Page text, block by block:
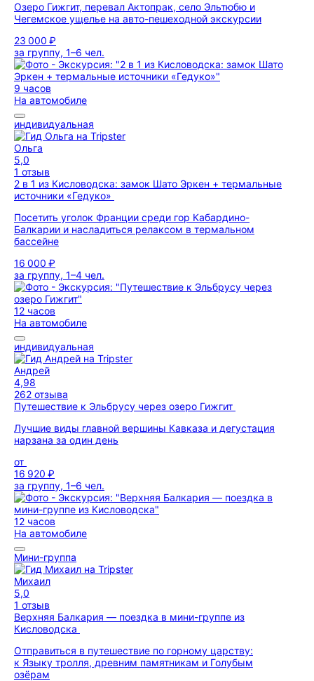
Озеро Гижгит, перевал Актопрак, село Эльтюбю и
Чегемское ущелье на авто-пешеходной экскурсии
23 000 ₽
за группу, 1–6 чел.
9 часов
На автомобиле
индивидуальная
Ольга
5,0
1 отзыв
2 в 1 из Кисловодска: замок Шато Эркен + термальные
источники «Гедуко»
Посетить уголок Франции среди гор Кабардино-
Балкарии и насладиться релаксом в термальном
бассейне
16 000 ₽
за группу, 1–4 чел.
12 часов
На автомобиле
индивидуальная
Андрей
4,98
262 отзыва
Путешествие к Эльбрусу через озеро Гижгит
Лучшие виды главной вершины Кавказа и дегустация
нарзана за один день
от
16 920 ₽
за группу, 1–6 чел.
12 часов
На автомобиле
Мини-группа
Михаил
5,0
1 отзыв
Верхняя Балкария — поездка в мини-группе из
Кисловодска
Отправиться в путешествие по горному царству:
к Языку тролля, древним памятникам и Голубым
озёрам